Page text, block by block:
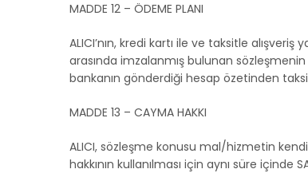
MADDE 12 – ÖDEME PLANI
ALICI’nın, kredi kartı ile ve taksitle
arasında imzalanmış bulunan
bankanın gönderdiği hesap özetinden
MADDE 13 – CAYMA HAKKI
ALICI, sözleşme konusu mal/hizmetin
hakkının kullanılması için aynı süre